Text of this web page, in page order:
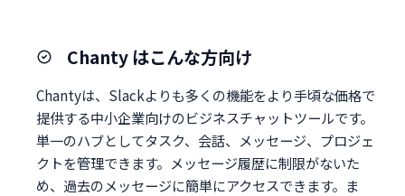
Chanty はこんな方向け
Chantyは、Slackよりも多くの機能をより手頃な価格で
提供する中小企業向けのビジネスチャットツールです。
単一のハブとしてタスク、会話、メッセージ、プロジェ
クトを管理できます。メッセージ履歴に制限がないた
め、過去のメッセージに簡単にアクセスできます。ま